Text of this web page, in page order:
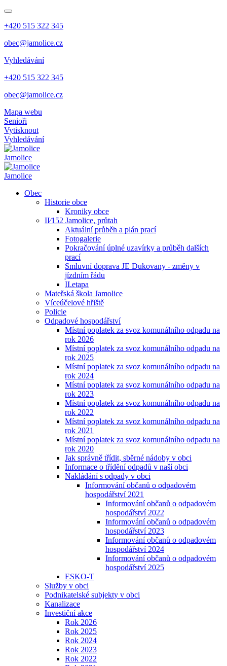
+420 515 322 345
obec@jamolice.cz
Vyhledávání
+420 515 322 345
obec@jamolice.cz
Mapa webu
Senioři
Vytisknout
Vyhledávání
Jamolice
Jamolice
Obec
Historie obce
Kroniky obce
II⁄152 Jamolice, průtah
Aktuální průběh a plán prací
Fotogalerie
Pokračování úplné uzavírky a průběh dalších
prací
Smluvní doprava JE Dukovany - změny v
jízdním řádu
II.etapa
Mateřská škola Jamolice
Víceúčelové hřiště
Policie
Odpadové hospodářství
Místní poplatek za svoz komunálního odpadu na
rok 2026
Místní poplatek za svoz komunálního odpadu na
rok 2025
Místní poplatek za svoz komunálního odpadu na
rok 2024
Místní poplatek za svoz komunálního odpadu na
rok 2023
Místní poplatek za svoz komunálního odpadu na
rok 2022
Místní poplatek za svoz komunálního odpadu na
rok 2021
Místní poplatek za svoz komunálního odpadu na
rok 2020
Jak správně třídit, sběrné nádoby v obci
Informace o třídění odpadů v naší obci
Nakládání s odpady v obci
Informování občanů o odpadovém
hospodářství 2021
Informování občanů o odpadovém
hospodářství 2022
Informování občanů o odpadovém
hospodářství 2023
Informování občanů o odpadovém
hospodářství 2024
Informování občanů o odpadovém
hospodářství 2025
ESKO-T
Služby v obci
Podnikatelské subjekty v obci
Kanalizace
Investiční akce
Rok 2026
Rok 2025
Rok 2024
Rok 2023
Rok 2022